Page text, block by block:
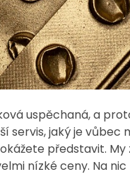
uspěchaná, a
servis, jaký je vůbec
představit.
nízké ceny. Na